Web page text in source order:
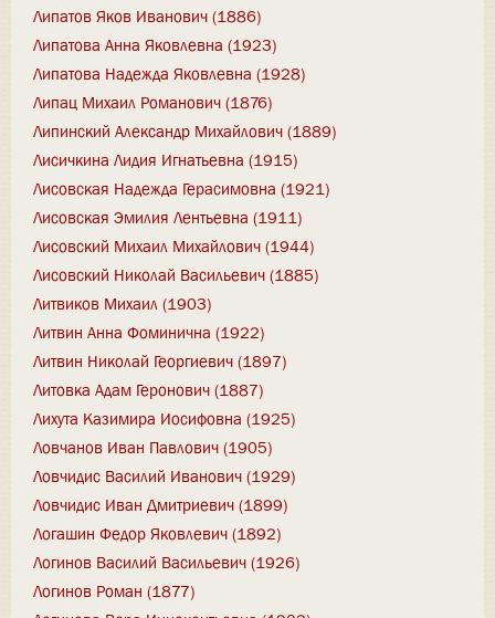
Липатов Яков Иванович (1886)
Липатова Анна Яковлевна (1923)
Липатова Надежда Яковлевна (1928)
Липац Михаил Романович (1876)
Липинский Александр Михайлович (1889)
Лисичкина Лидия Игнатьевна (1915)
Лисовская Надежда Герасимовна (1921)
Лисовская Эмилия Лентьевна (1911)
Лисовский Михаил Михайлович (1944)
Лисовский Николай Васильевич (1885)
Литвиков Михаил (1903)
Литвин Анна Фоминична (1922)
Литвин Николай Георгиевич (1897)
Литовка Адам Геронович (1887)
Лихута Казимира Иосифовна (1925)
Ловчанов Иван Павлович (1905)
Ловчидис Василий Иванович (1929)
Ловчидис Иван Дмитриевич (1899)
Логашин Федор Яковлевич (1892)
Логинов Василий Васильевич (1926)
Логинов Роман (1877)